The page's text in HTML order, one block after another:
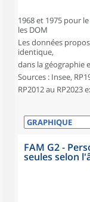
1968 et 1975 pour
les DOM
Les données
identique,
dans la géographie
Sources : Insee,
RP2012 au
FAM G2 -
seules selon